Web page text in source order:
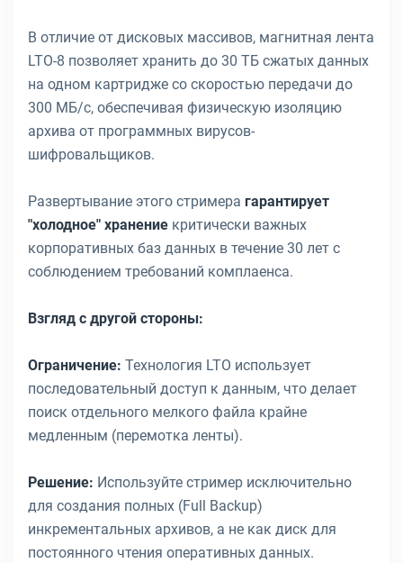
В отличие от дисковых массивов, магнитная лента
LTO-8 позволяет хранить до 30 ТБ сжатых данных
на одном картридже со скоростью передачи до
300 МБ/с, обеспечивая физическую изоляцию
архива от программных вирусов-
шифровальщиков.
Развертывание этого стримера гарантирует
"холодное" хранение критически важных
корпоративных баз данных в течение 30 лет с
соблюдением требований комплаенса.
Взгляд с другой стороны:
Ограничение: Технология LTO использует
последовательный доступ к данным, что делает
поиск отдельного мелкого файла крайне
медленным (перемотка ленты).
Решение: Используйте стример исключительно
для создания полных (Full Backup)
инкрементальных архивов, а не как диск для
постоянного чтения оперативных данных.